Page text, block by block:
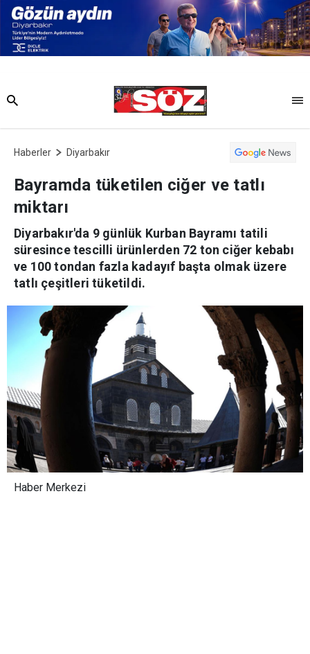
Haberler Diyarbakır
Bayramda tüketilen ciğer ve tatlı
miktarı
Diyarbakır'da 9 günlük Kurban Bayramı tatili
süresince tescilli ürünlerden 72 ton ciğer kebabı
ve 100 tondan fazla kadayıf başta olmak üzere
tatlı çeşitleri tüketildi.
Haber Merkezi